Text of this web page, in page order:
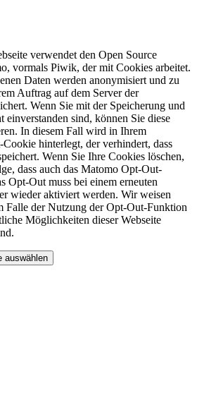
verwendet den Open Source
vormals Piwik, der mit Cookies arbeitet.
Daten werden anonymisiert und zu
Auftrag auf dem Server der
Wenn Sie mit der Speicherung und
sind, können Sie diese
In diesem Fall wird in Ihrem
hinterlegt, der verhindert, dass
Wenn Sie Ihre Cookies löschen,
dass auch das Matomo Opt-Out-
Opt-Out muss bei einem erneuten
wieder aktiviert werden. Wir weisen
Falle der Nutzung der Opt-Out-Funktion
Möglichkeiten dieser Webseite
auswählen